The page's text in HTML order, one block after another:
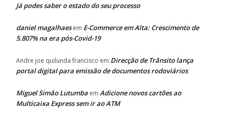
Já podes saber o estado do seu processo
daniel magalhaesem E-Commerce em Alta: Crescimento de
5.807% na era pós-Covid-19
Andre joe quilunda francisco em Direcção de Trânsito lança
portal digital para emissão de documentos rodoviários
Miguel Simão Lutumba em Adicione novos cartões ao
Multicaixa Express sem ir ao ATM